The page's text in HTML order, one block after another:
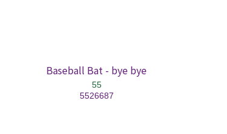
Baseball Bat - bye bye
55
5526687